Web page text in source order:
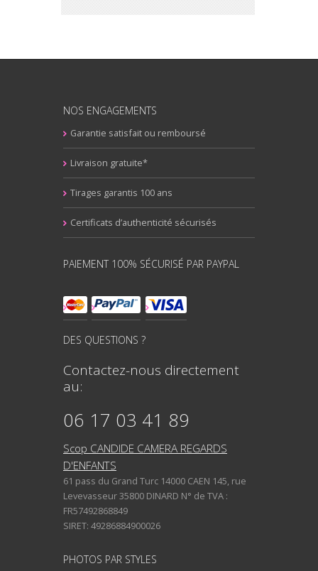
NOS ENGAGEMENTS
Garantie satisfait ou remboursé
Livraison gratuite*
Tirages garantis 100 ans
Certificats d’authenticité sécurisés
PAIEMENT 100% SÉCURISÉ PAR PAYPAL
DES QUESTIONS ?
Contactez-nous directement
au:
06 17 03 41 89
Scop CANDIDE CAMERA REGARDS
D'ENFANTS
61 pass du Grand Turc 14000 CAEN 145, rue
Levevasseur 35800 DINARD N° de TVA :
FR57492868849
SIRET: 49286884900026
PHOTOS PAR STYLES